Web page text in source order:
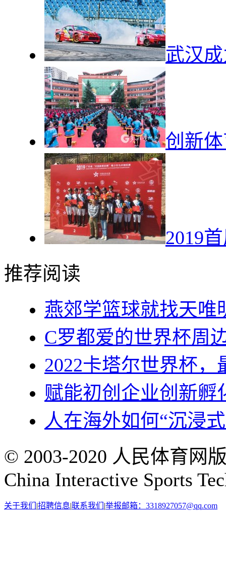
武汉
创新
2019
推荐阅读
燕郊学篮球就找天唯
C罗都爱的世界杯周
2022卡塔尔世界杯
赋能初创企业创新孵
人在海外如何“沉浸
© 2003-2020 人民体育网
China Interactive Sports
关于我们 |招聘信息|联系我们 |举报邮箱：3318927057@qq.com